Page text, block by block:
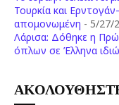
Τουρκία και
απομονωμένη - 5/27/
Λάρισα: Δόθηκε η
όπλων σε Έλληνα